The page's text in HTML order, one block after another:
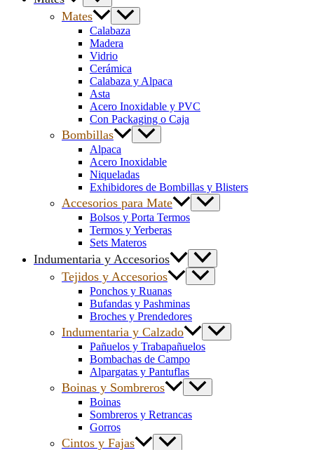
Mates
Calabaza
Madera
Vidrio
Cerámica
Calabaza y Alpaca
Asta
Acero Inoxidable y PVC
Con Packaging o Caja
Bombillas
Alpaca
Acero Inoxidable
Niqueladas
Exhibidores de Bombillas y Blisters
Accesorios para Mate
Bolsos y Porta Termos
Termos y Yerberas
Sets Materos
Indumentaria y Accesorios
Tejidos y Accesorios
Ponchos y Ruanas
Bufandas y Pashminas
Broches y Prendedores
Indumentaria y Calzado
Pañuelos y Trabapañuelos
Bombachas de Campo
Alpargatas y Pantuflas
Boinas y Sombreros
Boinas
Sombreros y Retrancas
Gorros
Cintos y Fajas